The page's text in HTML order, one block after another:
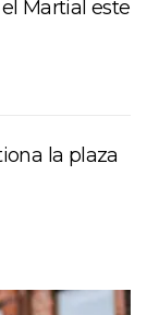
Martial este
la plaza